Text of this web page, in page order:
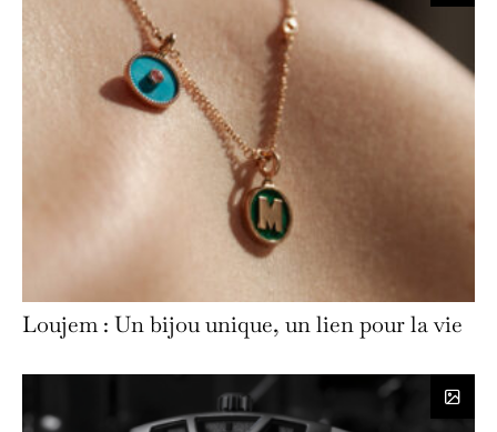
Loujem : Un bijou unique, un lien pour la vie